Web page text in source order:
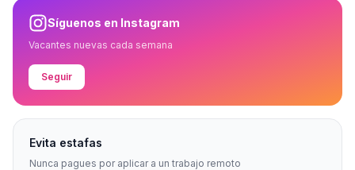
Síguenos en Instagram
Vacantes nuevas cada semana
Seguir
Evita estafas
Nunca pagues por aplicar a un trabajo remoto